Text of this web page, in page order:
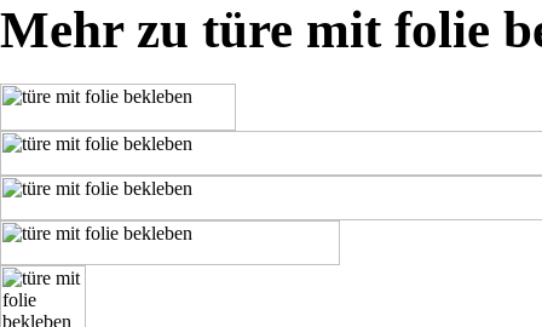
Mehr zu türe mit folie